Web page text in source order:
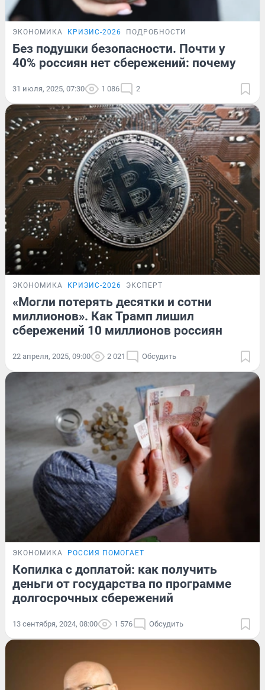
ЭКОНОМИКА КРИЗИС-2026 ПОДРОБНОСТИ
Без подушки безопасности. Почти у
40% россиян нет сбережений: почему
31 июля, 2025, 07:30 1 086 2
ЭКОНОМИКА КРИЗИС-2026 ЭКСПЕРТ
«Могли потерять десятки и сотни
миллионов». Как Трамп лишил
сбережений 10 миллионов россиян
22 апреля, 2025, 09:00 2 021 Обсудить
ЭКОНОМИКА РОССИЯ ПОМОГАЕТ
Копилка с доплатой: как получить
деньги от государства по программе
долгосрочных сбережений
13 сентября, 2024, 08:00 1 576 Обсудить